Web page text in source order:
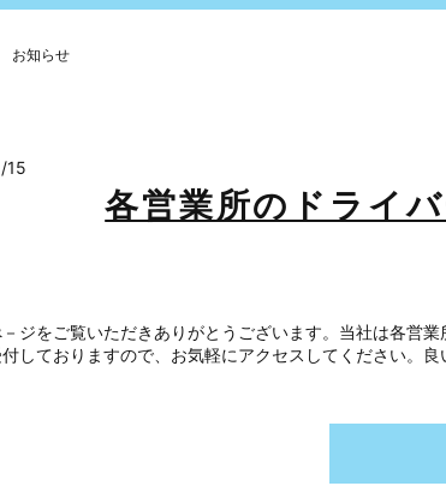
お知らせ
15
各営業所のドライ
ジをご覧いただきありがとうございます。当社は各営
しておりますので、お気軽にアクセスしてください。